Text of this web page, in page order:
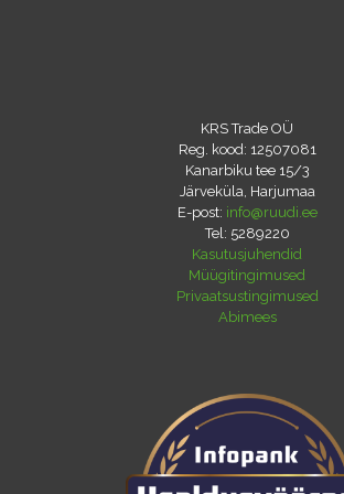
KRS Trade OÜ
Reg. kood: 12507081
Kanarbiku tee 15/3
Järveküla, Harjumaa
E-post: info@ruudi.ee
Tel: 5289220
Kasutusjuhendid
Müügitingimused
Privaatsustingimused
Abimees